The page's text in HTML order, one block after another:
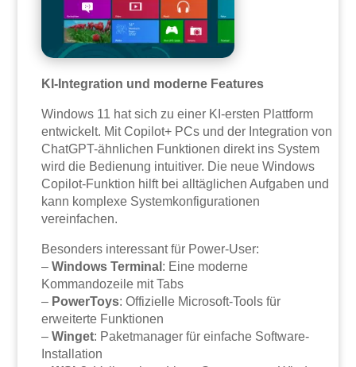
KI-Integration und moderne Features
Windows 11 hat sich zu einer KI-ersten Plattform
entwickelt. Mit Copilot+ PCs und der Integration von
ChatGPT-ähnlichen Funktionen direkt ins System
wird die Bedienung intuitiver. Die neue Windows
Copilot-Funktion hilft bei alltäglichen Aufgaben und
kann komplexe Systemkonfigurationen
vereinfachen.
Besonders interessant für Power-User:
–Windows Terminal : Eine moderne
Kommandozeile mit Tabs
– PowerToys: Offizielle Microsoft-Tools für
erweiterte Funktionen
–Winget: Paketmanager für einfache Software-
Installation